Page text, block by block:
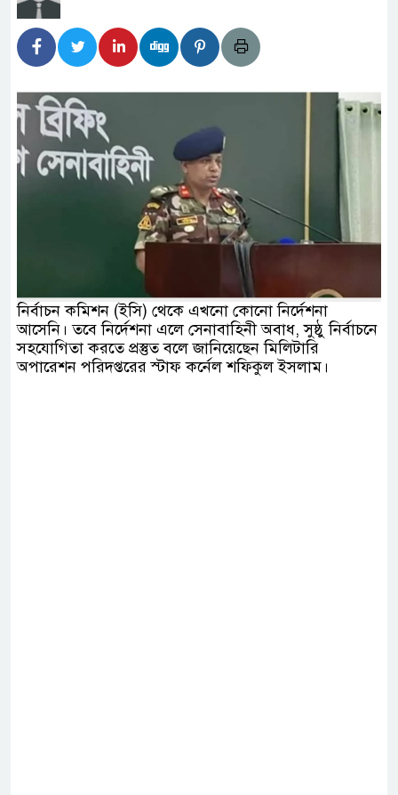
নিচে গাঁজার ড্রাম, মাদক কারবারি আটক
বাজেট সংশোধনের দাবিতে ফরিদগঞ্জে অহিংস
উঠান বৈঠক
অবৈধ লেনদেনে জড়িয়ে পড়ছে স্থানীয় বিকাশ
নদীতে যৌথ অভিযানে ৩টি অবৈধ বাঁধা জাল জব্দ
সাইদুর রহমান খানের যোগদান
নির্বাচন কমিশন (ইসি) থেকে এখনো কোনো নির্দেশনা
আসেনি। তবে নির্দেশনা এলে সেনাবাহিনী অবাধ, সুষ্ঠু নির্বাচনে
সহযোগিতা করতে প্রস্তুত বলে জানিয়েছেন মিলিটারি
অপারেশন পরিদপ্তরের স্টাফ কর্নেল শফিকুল ইসলাম।